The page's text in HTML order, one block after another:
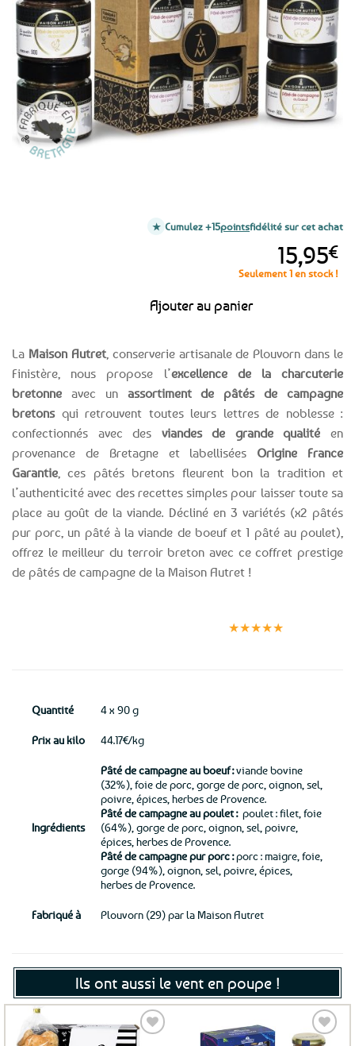
aux
favoris
La Maison Autret, conserverie artisanale de Plouvorn dans le
Finistère, nous propose l’excellence de la charcuterie
bretonne avec un assortiment de pâtés de campagne
bretonsqui retrouvent toutes leurs lettres de noblesse :
confectionnés avec des viandes de grande qualité en
provenance de Bretagne et labellisées Origine France
Garantie, ces pâtés bretons fleurent bon la tradition et
l’authenticité avec des recettes simples pour laisser toute sa
place au goût de la viande. Décliné en 3 variétés (x2 pâtés
pur porc, un pâté à la viande de boeuf et 1 pâté au poulet),
offrez le meilleur du terroir breton avec ce coffret prestige
de pâtés de campagne de la Maison Autret !
15,95€
Seulement 1 en stock !
Ajouter au panier
Cumulez +15pointsfidélité sur cet achat
★★★★★
Quantité 4 x 90 g
Prix au kilo 44.17€/kg
Ingrédients
Pâté de campagne au boeuf :viande bovine
(32%), foie de porc, gorge de porc, oignon, sel,
poivre, épices, herbes de Provence.
Pâté de campagne au poulet :poulet : filet, foie
(64%), gorge de porc, oignon, sel, poivre,
épices, herbes de Provence.
Pâté de campagne pur porc :porc : maigre, foie,
gorge (94%), oignon, sel, poivre, épices,
herbes de Provence.
Fabriqué à Plouvorn (29) par la Maison Autret
Ils ont aussi le vent en poupe !